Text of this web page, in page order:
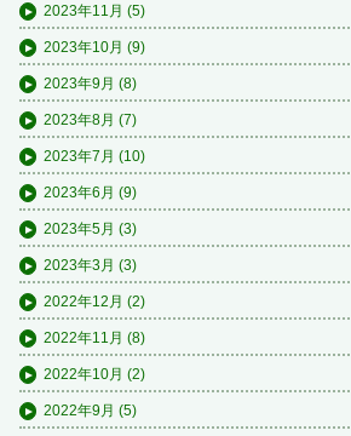
2023年11月 (5)
2023年10月 (9)
2023年9月 (8)
2023年8月 (7)
2023年7月 (10)
2023年6月 (9)
2023年5月 (3)
2023年3月 (3)
2022年12月 (2)
2022年11月 (8)
2022年10月 (2)
2022年9月 (5)